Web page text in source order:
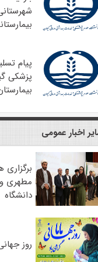
پیام
پزشکی
اخبار عمومی
مطهری و
دانشگاه
روز